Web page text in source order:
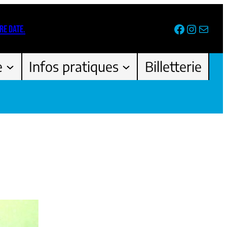
DATE. Facebook
Infos pratiques Billetterie